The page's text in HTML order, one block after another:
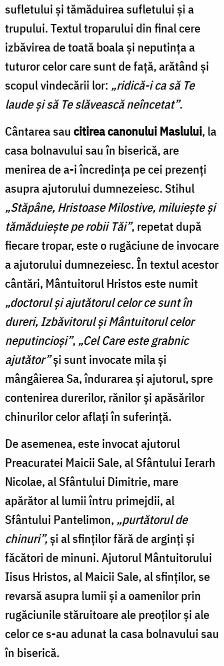
sufletului și tămăduirea sufletului și a
trupului. Textul troparului din final cere
izbăvirea de toată boala și neputința a
tuturor celor care sunt de față, arătând și
scopul vindecării lor: „ridică-i ca să Te
laude și să Te slăvească neîncetat”.
Cântarea sau citirea canonului Maslului, la
casa bolnavului sau în biserică, are
menirea de a-i încredința pe cei prezenți
asupra ajutorului dumnezeiesc. Stihul
„Stăpâne, Hristoase Milostive, miluiește și
tămăduiește pe robii Tăi”, repetat după
fiecare tropar, este o rugăciune de invocare
a ajutorului dumnezeiesc. În textul acestor
cântări, Mântuitorul Hristos este numit
„doctorul și ajutătorul celor ce sunt în
dureri, Izbăvitorul și Mântuitorul celor
neputincioși”, „Cel Care este grabnic
ajutător”și sunt invocate mila și
mângâierea Sa, îndurarea și ajutorul, spre
contenirea durerilor, rănilor și apăsărilor
chinurilor celor aflați în suferință.
De asemenea, este invocat ajutorul
Preacuratei Maicii Sale, al Sfântului Ierarh
Nicolae, al Sfântului Dimitrie, mare
apărător al lumii întru primejdii, al
Sfântului Pantelimon, „purtătorul de
chinuri”,și al sfinților fără de arginți și
făcători de minuni. Ajutorul Mântuitorului
Iisus Hristos, al Maicii Sale, al sfinților, se
revarsă asupra lumii și a oamenilor prin
rugăciunile stăruitoare ale preoților și ale
celor ce s-au adunat la casa bolnavului sau
în biserică.